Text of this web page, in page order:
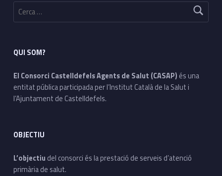
QUI SOM?
El Consorci Castelldefels Agents de Salut (CASAP) és una
entitat pública participada per l’Institut Català de la Salut i
l’Ajuntament de Castelldefels.
OBJECTIU
L’objectiu del consorci és la prestació de serveis d’atenció
primària de salut.